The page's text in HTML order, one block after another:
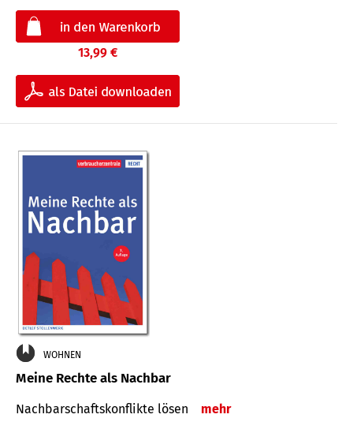
13,99 €
WOHNEN
Meine Rechte als Nachbar
Nach­bar­schafts­konflikte lösen mehr